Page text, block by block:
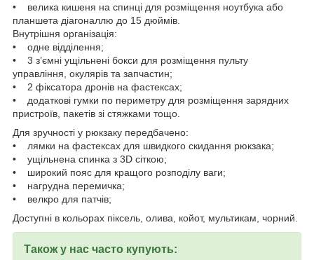
• велика кишеня на спинці для розміщення ноутбука або
планшета діагоналлю до 15 дюймів.
Внутрішня організація:
• одне відділення;
• 3 з’ємні ущільнені бокси для розміщення пульту
управління, окулярів та запчастин;
• 2 фіксатора дронів на фастексах;
• додаткові гумки по периметру для розміщення зарядних
пристроїв, пакетів зі стяжками тощо.
Для зручності у рюкзаку передбачено:
• лямки на фастексах для швидкого скидання рюкзака;
• ущільнена спинка з 3D сіткою;
• широкий пояс для кращого розподілу ваги;
• нагрудна перемичка;
• велкро для патчів;
Доступні в кольорах піксель, олива, койот, мультикам, чорний.
Також у нас часто купують: